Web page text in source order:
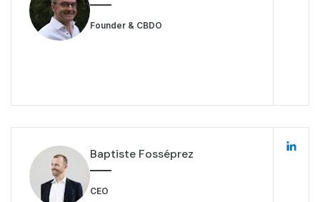
Founder & CBDO
Baptiste Fosséprez
CEO